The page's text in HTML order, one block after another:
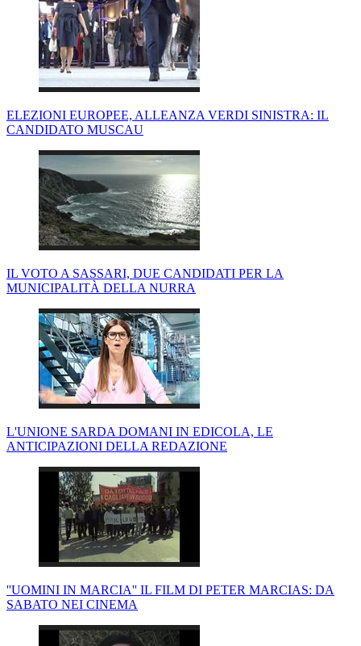
ELEZIONI EUROPEE, ALLEANZA VERDI SINISTRA: IL
CANDIDATO MUSCAU
IL VOTO A SASSARI, DUE CANDIDATI PER LA
MUNICIPALITÀ DELLA NURRA
L'UNIONE SARDA DOMANI IN EDICOLA, LE
ANTICIPAZIONI DELLA REDAZIONE
''UOMINI IN MARCIA'' IL FILM DI PETER MARCIAS: DA
SABATO NEI CINEMA